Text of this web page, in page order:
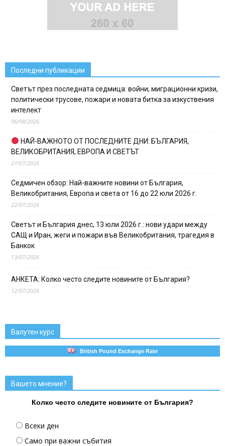
Последни публикации
Светът през последната седмица: войни, миграционни кризи,
политически трусове, пожари и новата битка за изкуствения
интелект
06/08/2026
НАЙ-ВАЖНОТО ОТ ПОСЛЕДНИТЕ ДНИ: БЪЛГАРИЯ,
ВЕЛИКОБРИТАНИЯ, ЕВРОПА И СВЕТЪТ
27/07/2026
Седмичен обзор: Най-важните новини от България,
Великобритания, Европа и света от 16 до 22 юли 2026 г.
22/07/2026
Светът и България днес, 13 юли 2026 г.: нови удари между
САЩ и Иран, жеги и пожари във Великобритания, трагедия в
Банкок
13/07/2026
АНКЕТА: Колко често следите новините от България?
12/07/2026
Валутен курс
British Pound Exchange Rate
Вашето мнение?
Колко често следите новините от България?
Всеки ден
Само при важни събития